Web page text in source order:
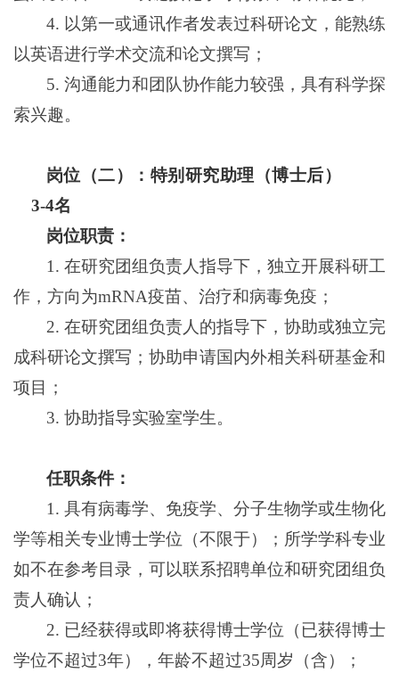
4. 以第一或通讯作者发表过科研论文，能熟练
以英语进行学术交流和论文撰写；
5. 沟通能力和团队协作能力较强，具有科学探
索兴趣。
岗位（二）：特别研究助理（博士后）
3-4名
岗位职责：
1. 在研究团组负责人指导下，独立开展科研工
作，方向为mRNA疫苗、治疗和病毒免疫；
2. 在研究团组负责人的指导下，协助或独立完
成科研论文撰写；协助申请国内外相关科研基金和
项目；
3. 协助指导实验室学生。
任职条件：
1. 具有病毒学、免疫学、分子生物学或生物化
学等相关专业博士学位（不限于）；所学学科专业
如不在参考目录，可以联系招聘单位和研究团组负
责人确认；
2. 已经获得或即将获得博士学位（已获得博士
学位不超过3年），年龄不超过35周岁（含）；